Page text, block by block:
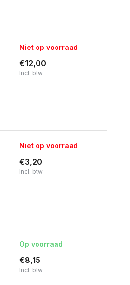
Niet op voorraad
€12,00
Incl. btw
Niet op voorraad
€3,20
Incl. btw
Op voorraad
€8,15
Incl. btw